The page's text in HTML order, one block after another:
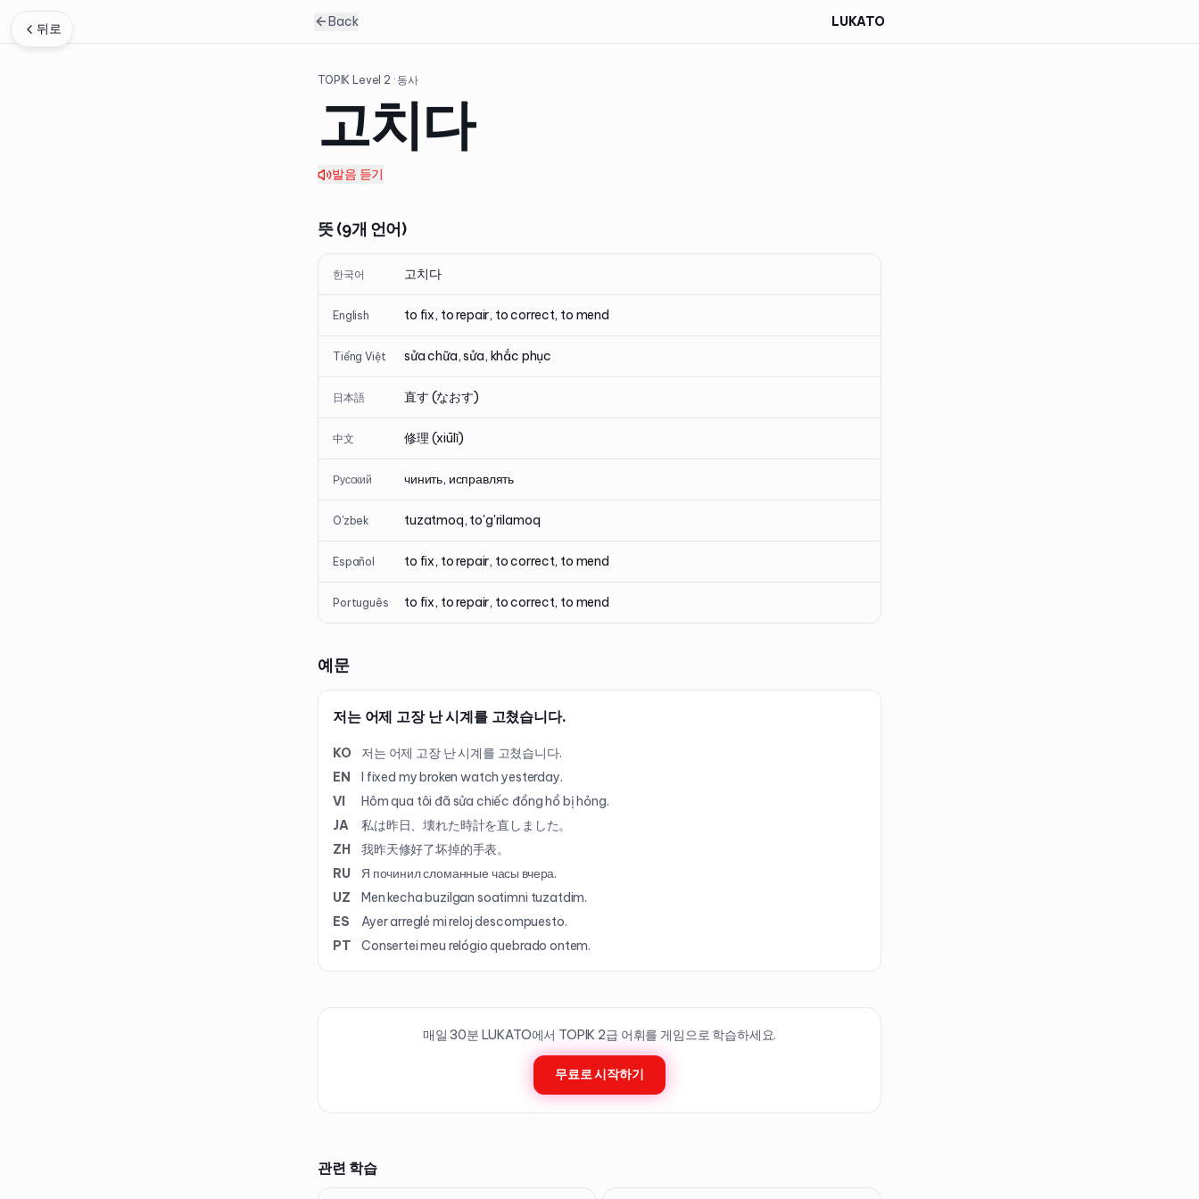
뒤로 Back LUKATO
TOPIK Level 2 · 동사
고치다
발음 듣기
뜻 (9개 언어)
한국어 고치다
English to fix, to repair, to correct, to mend
Tiếng Việt sửa chữa, sửa, khắc phục
日本語 直す (なおす)
中文 修理 (xiūlǐ)
Русский чинить, исправлять
O'zbek tuzatmoq, to'g'rilamoq
Español to fix, to repair, to correct, to mend
Português to fix, to repair, to correct, to mend
예문
저는 어제 고장 난 시계를 고쳤습니다.
KO
저는 어제 고장 난 시계를 고쳤습니다.
EN
I fixed my broken watch yesterday.
VI
Hôm qua tôi đã sửa chiếc đồng hồ bị hỏng.
JA
私は昨日、壊れた時計を直しました。
ZH
我昨天修好了坏掉的手表。
RU
Я починил сломанные часы вчера.
UZ
Men kecha buzilgan soatimni tuzatdim.
ES
Ayer arreglé mi reloj descompuesto.
PT
Consertei meu relógio quebrado ontem.
매일 30분 LUKATO에서 TOPIK 2급 어휘를 게임으로 학습하세요.
무료로 시작하기
관련 학습